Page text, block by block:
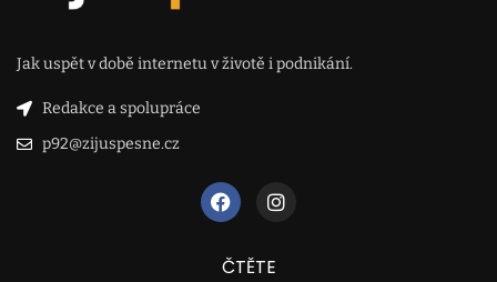
Jak uspět v době internetu v životě i podnikání.
Redakce a spolupráce
p92@zijuspesne.cz
ČTĚTE